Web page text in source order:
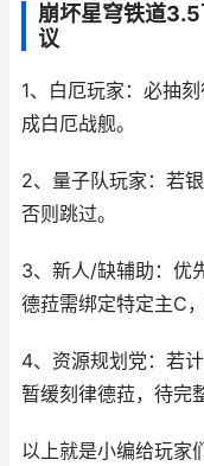
崩坏星穹铁道
议
1、白厄玩家：必抽
成白厄战舰。
2、量子队玩家：若
否则跳过。
3、新人/缺辅助：优
德菈需绑定特定主C
4、资源规划党：若
暂缓刻律德菈，待完
以上就是小编给玩家